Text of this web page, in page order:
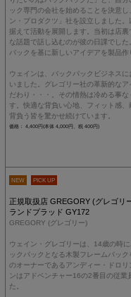
ック専門の会社を始めることを決意
ン・プロダクツ」社を設立しました
据えて活動を展開します。当初は店
な話題で話し込むのが彼の日課でし
バックを基に新しいアイデアを製品作
ウェインは、バックパックビジネス
いました。グレゴリー社の革新的な
だわり・・・。その情熱は冷める事
す。快適な背負い心地、フィット感
背負う皆を驚かせ続けています。
価格： 4,400円(本体 4,000円、税 400円)
NEW PICK UP
正規取扱店 GREGORY (グレゴリ
ランドプラッド GY172
GREGORY (グレゴリー)
ウェイン・グレゴリーは、14歳の時
ックパックとなる木製フレームパッ
のオーナーであるアンディー・ドロ
ンはアドベンチャー16の2番目の従業
た。